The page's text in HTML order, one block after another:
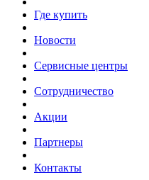
Где купить
Новости
Сервисные центры
Сотрудничество
Акции
Партнеры
Контакты